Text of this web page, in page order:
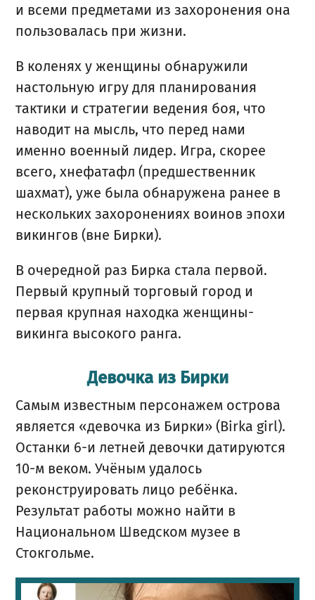
и всеми предметами из захоронения она
пользовалась при жизни.
В коленях у женщины обнаружили
настольную игру для планирования
тактики и стратегии ведения боя, что
наводит на мысль, что перед нами
именно военный лидер. Игра, скорее
всего, хнефатафл (предшественник
шахмат), уже была обнаружена ранее в
нескольких захоронениях воинов эпохи
викингов (вне Бирки).
В очередной раз Бирка стала первой.
Первый крупный торговый город и
первая крупная находка женщины-
викинга высокого ранга.
Девочка из Бирки
Самым известным персонажем острова
является «девочка из Бирки» (Birka girl).
Останки 6-и летней девочки датируются
10-м веком. Учёным удалось
реконструировать лицо ребёнка.
Результат работы можно найти в
Национальном Шведском музее в
Стокгольме.